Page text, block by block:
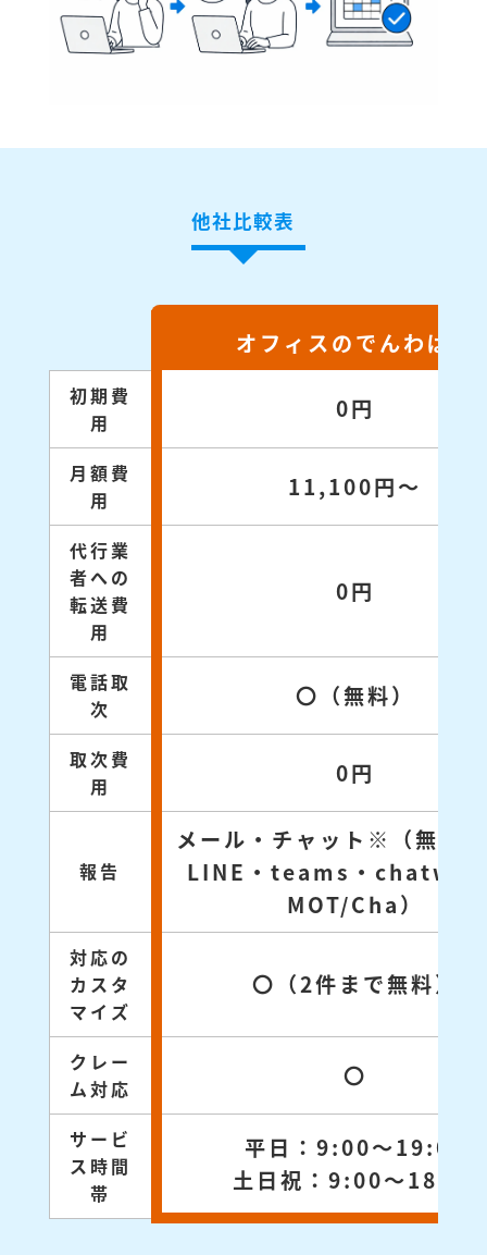
他社比較表
オフィスのでんわばん
初期費
用
0円
月額費
用
11,100円～
代行業
者への
転送費
用
0円
電話取
次
〇（無料）
取次費
用
0円
報告
メール・チャット※（無料
LINE・teams・
MOT/Cha）
対応の
カスタ
マイズ
〇（2件まで無料）
クレー
ム対応
〇
サービ
ス時間
帯
平日：9:00～19:00
土日祝：9:00～18:00